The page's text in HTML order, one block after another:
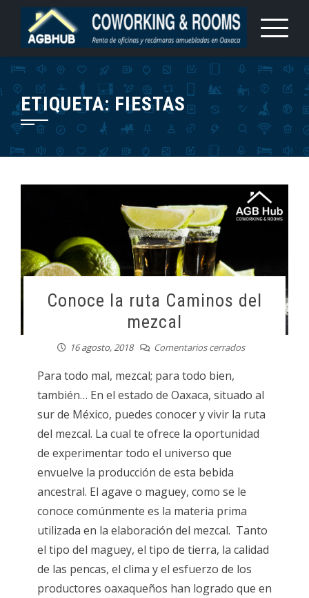
Saltar
contenido
ETIQUETA: FIESTAS
Conoce la ruta Caminos del
mezcal
16 agosto, 2018 Comentarios cerrados
Para todo mal, mezcal; para todo bien,
también… En el estado de Oaxaca, situado al
sur de México, puedes conocer y vivir la ruta
del mezcal. La cual te ofrece la oportunidad
de experimentar todo el universo que
envuelve la producción de esta bebida
ancestral. El agave o maguey, como se le
conoce comúnmente es la materia prima
utilizada en la elaboración del mezcal. Tanto
el tipo del maguey, el tipo de tierra, la calidad
de las pencas, el clima y el esfuerzo de los
productores oaxaqueños han logrado que en